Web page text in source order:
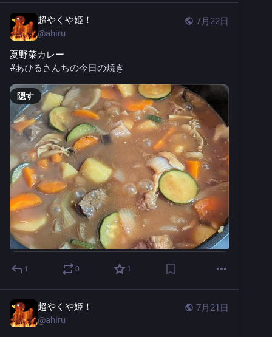
7月22日
超やくや姫！
@ahiru
夏野菜カレー
#あひるさんちの今日の焼き
隠す
1 0 1
7月21日
超やくや姫！
@ahiru